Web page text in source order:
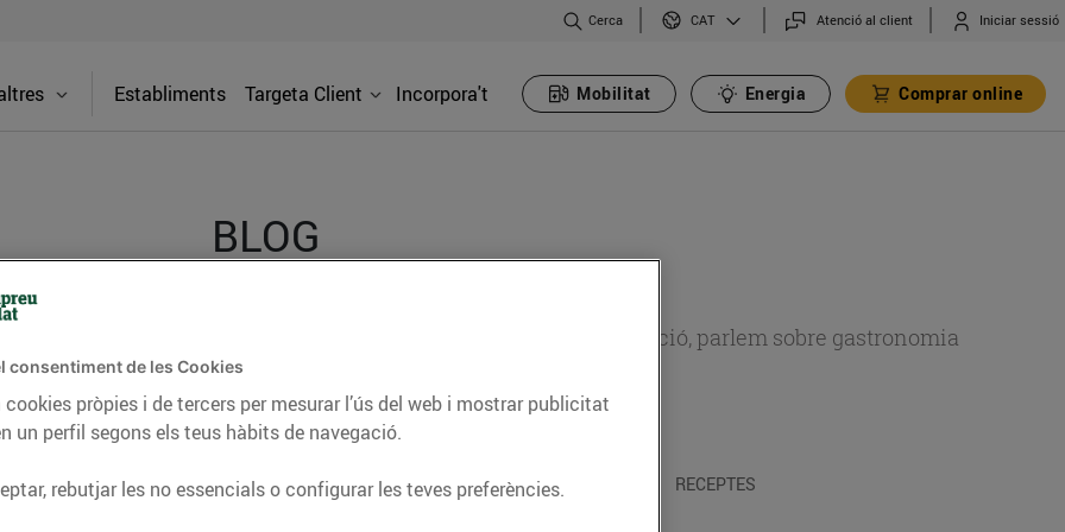
Cerca CAT Atenció al client Iniciar sessió
Establiments Targeta Client Incorpora't Mobilitat Energia Comprar online
BLOG
consells nutricionals, informació d’actualitat sobre alimentació, parlem sobre gastronomia
del nostre territori i molts altres temes.
CONSELLS I HÀBITS SALUDABLES ENERGIA GASTRONOMIA I TRADICIONS RECEPTES
consentiment de les Cookies
pròpies i de tercers per mesurar l’ús del web i mostrar publicitat
un perfil segons els teus hàbits de navegació.
rebutjar les no essencials o configurar les teves preferències.